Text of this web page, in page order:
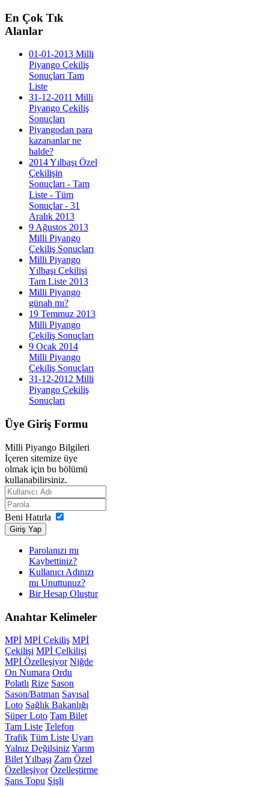
En Çok Tık
Alanlar
01-01-2013 Milli
Piyango Çekiliş
Sonuçları Tam
Liste
31-12-2011 Milli
Piyango Çekiliş
Sonuçları
Piyangodan para
kazananlar ne
halde?
2014 Yılbaşı Özel
Çekilişin
Sonuçları - Tam
Liste - Tüm
Sonuçlar - 31
Aralık 2013
9 Ağustos 2013
Milli Piyango
Çekiliş Sonuçları
Milli Piyango
Yılbaşı Çekilişi
Tam Liste 2013
Milli Piyango
günah mı?
19 Temmuz 2013
Milli Piyango
Çekiliş Sonuçları
9 Ocak 2014
Milli Piyango
Çekiliş Sonuçları
31-12-2012 Milli
Piyango Çekiliş
Sonuçları
Üye Giriş Formu
Milli Piyango Bilgileri
İçeren sitemize üye
olmak için bu bölümü
kullanabilirsiniz.
Beni Hatırla
Giriş Yap
Parolanızı mı
Kaybettiniz?
Kullanıcı Adınızı
mı Unuttunuz?
Bir Hesap Oluştur
Anahtar Kelimeler
MPİ MPİ Çekiliş MPİ
Çekilişi MPİ Çelkilişi
MPİ Özelleşiyor Niğde
On Numara Ordu
Polatlı Rize Sason
Sason/Batman Sayısal
Loto Sağlık Bakanlığı
Süper Loto Tam Bilet
Tam Liste Telefon
Trafik Tüm Liste Uyarı
Yalnız DeğilsinizYarım
BiletYılbaşı Zam Özel
Özelleşiyor Özelleştirme
Şans Topu Şişli